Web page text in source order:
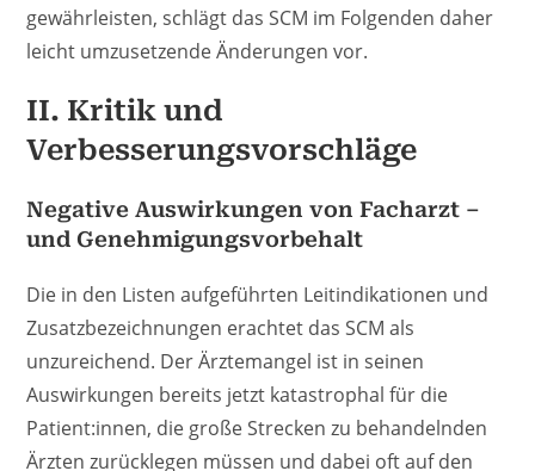
gewährleisten, schlägt das SCM im Folgenden daher
leicht umzusetzende Änderungen vor.
II. Kritik und
Verbesserungsvorschläge
Negative Auswirkungen von Facharzt –
und Genehmigungsvorbehalt
Die in den Listen aufgeführten Leitindikationen und
Zusatzbezeichnungen erachtet das SCM als
unzureichend. Der Ärztemangel ist in seinen
Auswirkungen bereits jetzt katastrophal für die
Patient:innen, die große Strecken zu behandelnden
Ärzten zurücklegen müssen und dabei oft auf den